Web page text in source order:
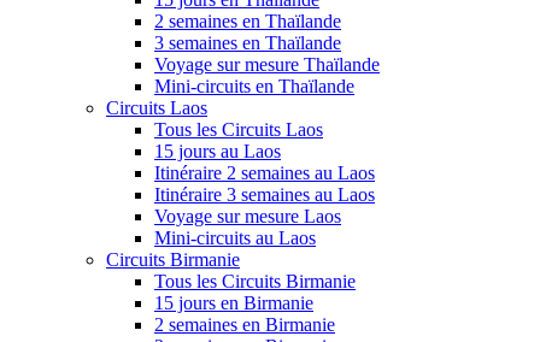
2 semaines en Thaïlande
3 semaines en Thaïlande
Voyage sur mesure Thaïlande
Mini-circuits en Thaïlande
Circuits Laos
Tous les Circuits Laos
15 jours au Laos
Itinéraire 2 semaines au Laos
Itinéraire 3 semaines au Laos
Voyage sur mesure Laos
Mini-circuits au Laos
Circuits Birmanie
Tous les Circuits Birmanie
15 jours en Birmanie
2 semaines en Birmanie